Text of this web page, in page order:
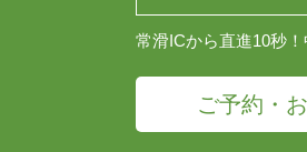
常滑ICから直進10秒
ご予約・